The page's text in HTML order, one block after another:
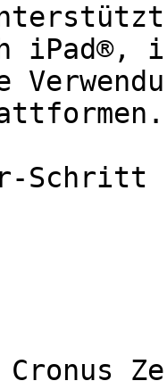
Schritt